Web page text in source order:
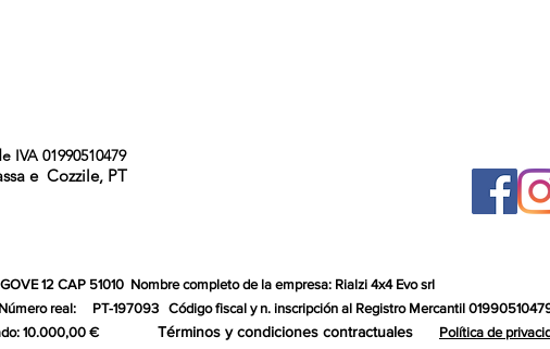
IVA 01990510479
e Cozzile, PT
12 CAP 51010 Nombre completo de la empresa: Rialzi 4x4 Evo srl
Número real: PT-197093 Código fiscal y n. inscripción al Registro Mercantil
10.000,00 €
Términos y condiciones contractuales Política de